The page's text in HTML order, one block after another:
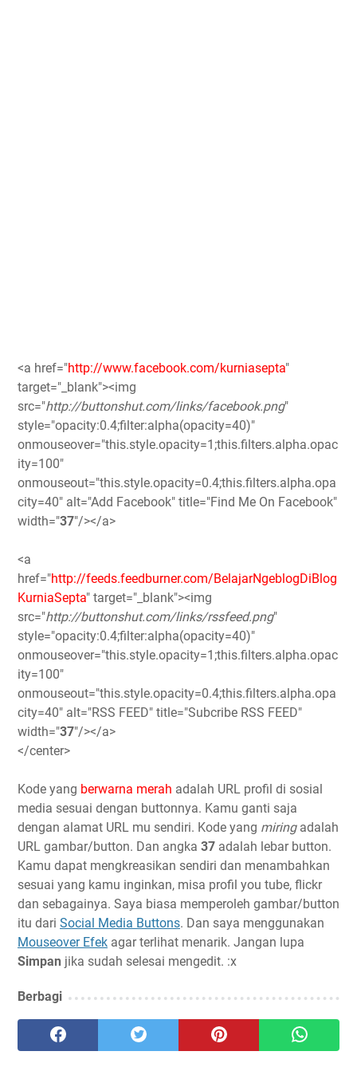
<a href="http://www.facebook.com/kurniasepta"
target="_blank"><img
src="http://buttonshut.com/links/facebook.png"
style="opacity:0.4;filter:alpha(opacity=40)"
onmouseover="this.style.opacity=1;this.filters.alpha.opac
ity=100"
onmouseout="this.style.opacity=0.4;this.filters.alpha.opa
city=40" alt="Add Facebook" title="Find Me On Facebook"
width="37"/></a>
<a
href="http://feeds.feedburner.com/BelajarNgeblogDiBlog
KurniaSepta" target="_blank"><img
src="http://buttonshut.com/links/rssfeed.png"
style="opacity:0.4;filter:alpha(opacity=40)"
onmouseover="this.style.opacity=1;this.filters.alpha.opac
ity=100"
onmouseout="this.style.opacity=0.4;this.filters.alpha.opa
city=40" alt="RSS FEED" title="Subcribe RSS FEED"
width="37"/></a>
</center>
Kode yang berwarna merah adalah URL profil di sosial
media sesuai dengan buttonnya. Kamu ganti saja
dengan alamat URL mu sendiri. Kode yang miringadalah
URL gambar/button. Dan angka 37 adalah lebar button.
Kamu dapat mengkreasikan sendiri dan menambahkan
sesuai yang kamu inginkan, misa profil you tube, flickr
dan sebagainya. Saya biasa memperoleh gambar/button
itu dari Social Media Buttons. Dan saya menggunakan
Mouseover Efek agar terlihat menarik. Jangan lupa
Simpan jika sudah selesai mengedit. :x
Berbagi